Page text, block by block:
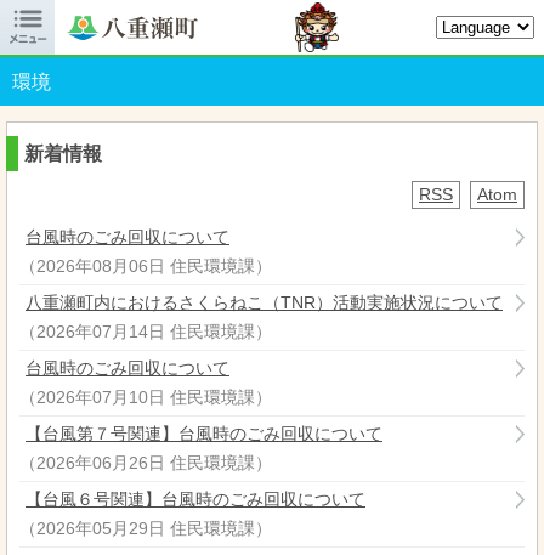
 八重瀬町オフィシャルサイト
環境
新着情報
RSS Atom
台風時のごみ回収について
（2026年08月06日 住民環境課 ）
八重瀬町内におけるさくらねこ（TNR）活動実施状況について
（2026年07月14日 住民環境課 ）
台風時のごみ回収について
（2026年07月10日 住民環境課 ）
【台風第７号関連】台風時のごみ回収について
（2026年06月26日 住民環境課 ）
【台風６号関連】台風時のごみ回収について
（2026年05月29日 住民環境課 ）